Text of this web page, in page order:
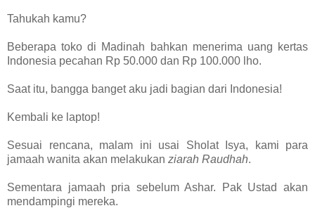
Tahukah kamu?
Beberapa toko di Madinah bahkan menerima uang kertas
Indonesia pecahan Rp 50.000 dan Rp 100.000 lho.
Saat itu, bangga banget aku jadi bagian dari Indonesia!
Kembali ke laptop!
Sesuai rencana, malam ini usai Sholat Isya, kami para
jamaah wanita akan melakukan ziarah Raudhah.
Sementara jamaah pria sebelum Ashar. Pak Ustad akan
mendampingi mereka.